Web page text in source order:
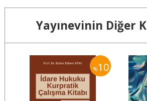
Yayınevinin Diğer
%10